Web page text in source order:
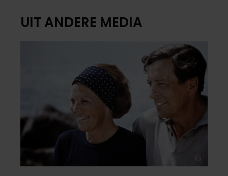
UIT ANDERE MEDIA